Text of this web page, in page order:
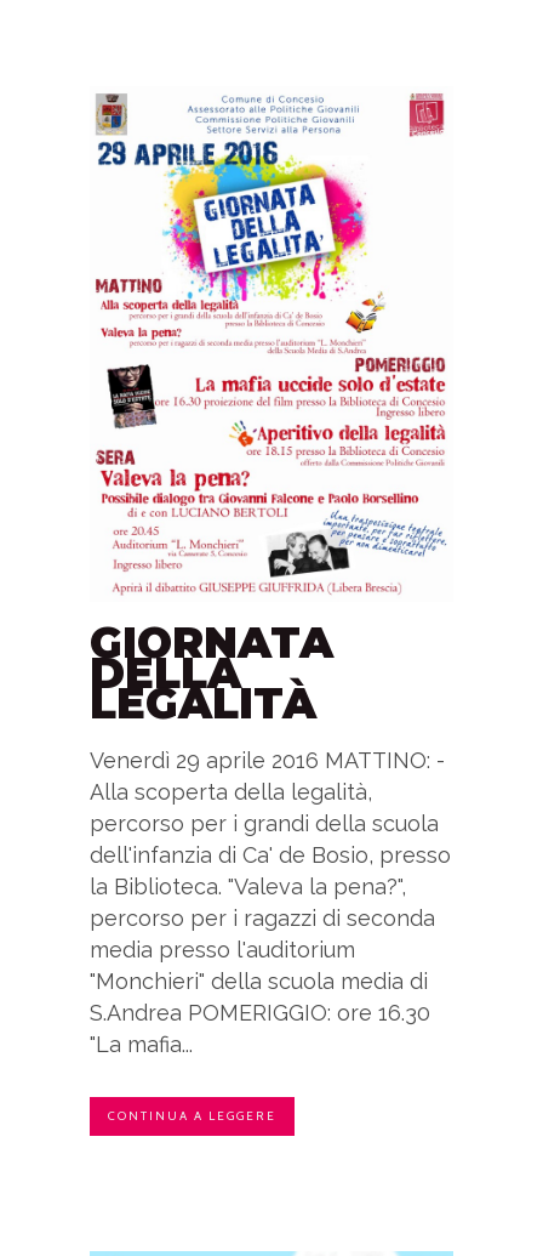
GIORNATA
DELLA
LEGALITÀ
Venerdì 29 aprile 2016 MATTINO: -
Alla scoperta della legalità,
percorso per i grandi della scuola
dell'infanzia di Ca' de Bosio, presso
la Biblioteca. "Valeva la pena?",
percorso per i ragazzi di seconda
media presso l'auditorium
"Monchieri" della scuola media di
S.Andrea POMERIGGIO: ore 16.30
"La mafia...
CONTINUA A LEGGERE